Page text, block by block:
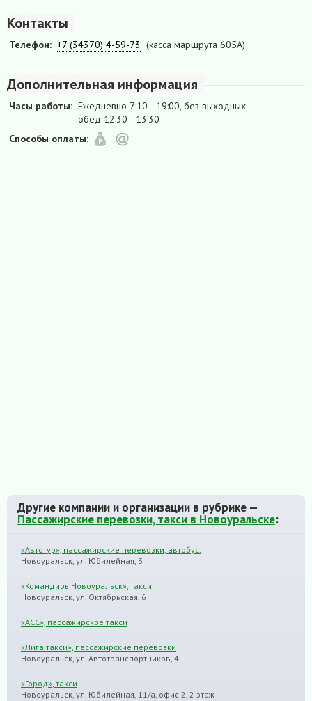
Контакты
Телефон: +7 (34370) 4-59-73 (касса маршрута 605А)
Дополнительная информация
Часы работы: Ежедневно 7:10—19:00, без выходных
обед 12:30—13:30
Способы оплаты:
Другие компании и организации в рубрике —
Пассажирские перевозки, такси в Новоуральске:
«Автотур», пассажирские перевозки, автобус.
Новоуральск, ул. Юбилейная, 3
«Командиръ Новоуральск», такси
Новоуральск, ул. Октябрьская, 6
«АСС», пассажирское такси
«Лига такси», пассажирские перевозки
Новоуральск, ул. Автотранспортников, 4
«Город», такси
Новоуральск, ул. Юбилейная, 11/а, офис 2, 2 этаж